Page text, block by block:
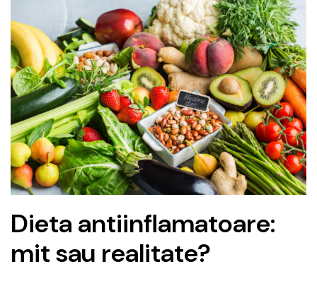
Dieta antiinflamatoare:
mit sau realitate?